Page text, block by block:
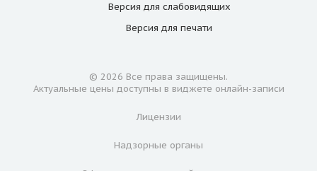
Версия для слабовидящих
Версия для печати
© 2026 Все права защищены.
Актуальные цены доступны в виджете онлайн-записи
Лицензии
Надзорные органы